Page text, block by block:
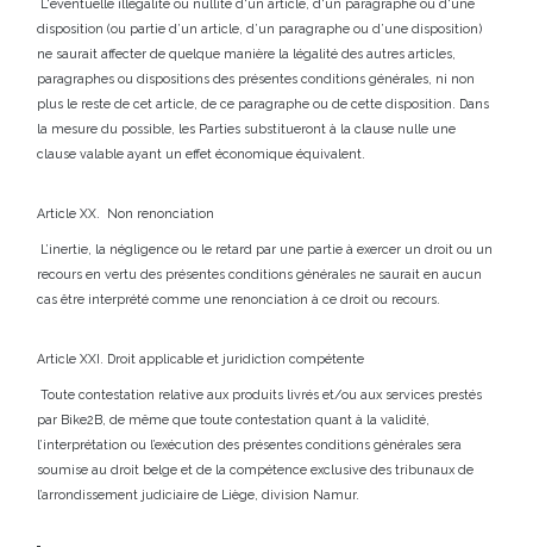
L'éventuelle illégalité ou nullité d'un article, d'un paragraphe ou d'une
disposition (ou partie d’un article, d’un paragraphe ou d’une disposition)
ne saurait affecter de quelque manière la légalité des autres articles,
paragraphes ou dispositions des présentes conditions générales, ni non
plus le reste de cet article, de ce paragraphe ou de cette disposition. Dans
la mesure du possible, les Parties substitueront à la clause nulle une
clause valable ayant un effet économique équivalent.
Article XX. Non renonciation
L’inertie, la négligence ou le retard par une partie à exercer un droit ou un
recours en vertu des présentes conditions générales ne saurait en aucun
cas être interprété comme une renonciation à ce droit ou recours.
Article XXI. Droit applicable et juridiction compétente
Toute contestation relative aux produits livrés et/ou aux services prestés
par Bike2B, de même que toute contestation quant à la validité,
l’interprétation ou l’exécution des présentes conditions générales sera
soumise au droit belge et de la compétence exclusive des tribunaux de
l’arrondissement judiciaire de Liège, division Namur.